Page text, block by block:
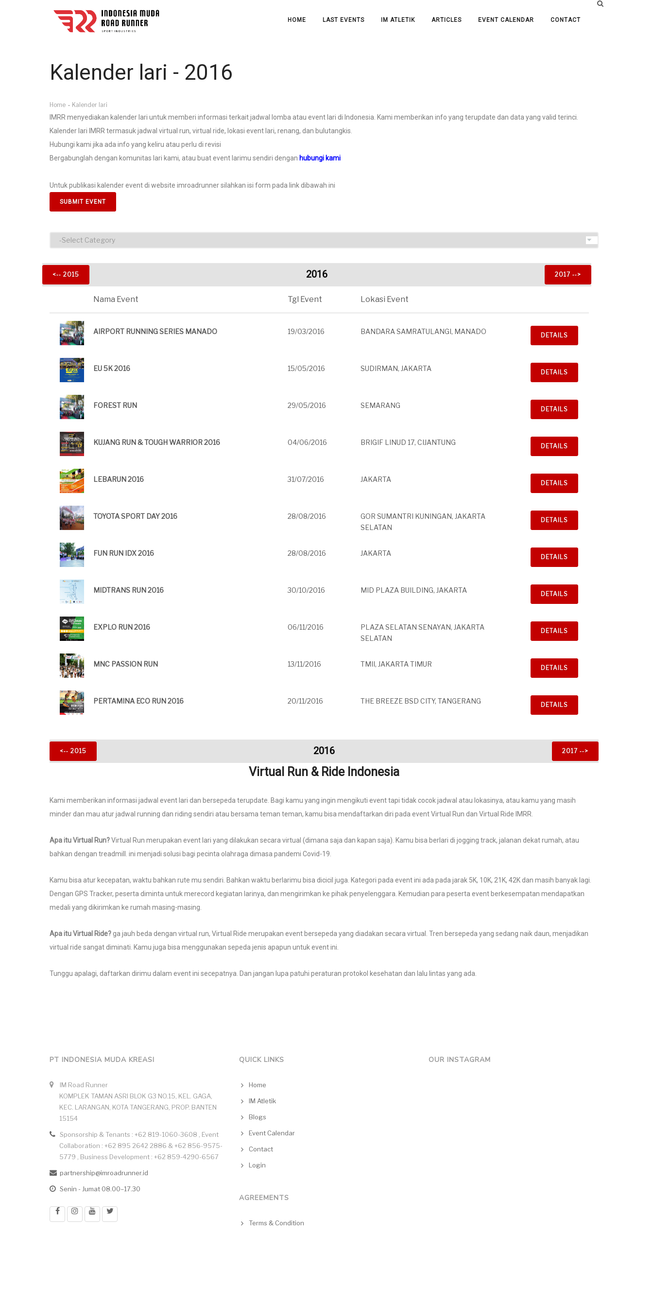
HOME LAST EVENTS IM ATLETIK ARTICLES EVENT CALENDAR CONTACT
Kalender lari - 2016
Home Kalender lari
IMRR menyediakan kalender lari untuk memberi informasi terkait jadwal lomba atau event lari di Indonesia. Kami memberikan info yang terupdate dan data yang valid terinci.
Kalender lari IMRR termasuk jadwal virtual run, virtual ride, lokasi event lari, renang, dan bulutangkis.
Hubungi kami jika ada info yang keliru atau perlu di revisi
Bergabunglah dengan komunitas lari kami, atau buat event larimu sendiri dengan hubungi kami
Untuk publikasi kalender event di website imroadrunner silahkan isi form pada link dibawah ini
SUBMIT EVENT
<‐‐ 2015 2016 2017 ‐‐>
Nama Event Tgl Event Lokasi Event
AIRPORT RUNNING SERIES MANADO 19/03/2016 BANDARA SAMRATULANGI, MANADO DETAILS
EU 5K 2016 15/05/2016 SUDIRMAN, JAKARTA DETAILS
FOREST RUN 29/05/2016 SEMARANG DETAILS
KUJANG RUN & TOUGH WARRIOR 2016 04/06/2016 BRIGIF LINUD 17, CIJANTUNG DETAILS
LEBARUN 2016 31/07/2016 JAKARTA DETAILS
TOYOTA SPORT DAY 2016 28/08/2016
GOR SUMANTRI KUNINGAN, JAKARTA
SELATAN
DETAILS
FUN RUN IDX 2016 28/08/2016 JAKARTA DETAILS
MIDTRANS RUN 2016 30/10/2016 MID PLAZA BUILDING, JAKARTA DETAILS
EXPLO RUN 2016 06/11/2016
PLAZA SELATAN SENAYAN, JAKARTA
SELATAN
DETAILS
MNC PASSION RUN 13/11/2016 TMII, JAKARTA TIMUR DETAILS
PERTAMINA ECO RUN 2016 20/11/2016 THE BREEZE BSD CITY, TANGERANG DETAILS
<‐‐ 2015 2016 2017 ‐‐>
Virtual Run & Ride Indonesia
Kami memberikan informasi jadwal event lari dan bersepeda terupdate. Bagi kamu yang ingin mengikuti event tapi tidak cocok jadwal atau lokasinya, atau kamu yang masih
minder dan mau atur jadwal running dan riding sendiri atau bersama teman teman, kamu bisa mendaftarkan diri pada event Virtual Run dan Virtual Ride IMRR.
Apa itu Virtual Run?Virtual Run merupakan event lari yang dilakukan secara virtual (dimana saja dan kapan saja). Kamu bisa berlari di jogging track, jalanan dekat rumah, atau
bahkan dengan treadmill. ini menjadi solusi bagi pecinta olahraga dimasa pandemi Covid-19.
Kamu bisa atur kecepatan, waktu bahkan rute mu sendiri. Bahkan waktu berlarimu bisa dicicil juga. Kategori pada event ini ada pada jarak 5K, 10K, 21K, 42K dan masih banyak lagi.
Dengan GPS Tracker, peserta diminta untuk merecord kegiatan larinya, dan mengirimkan ke pihak penyelenggara. Kemudian para peserta event berkesempatan mendapatkan
medali yang dikirimkan ke rumah masing-masing.
Apa itu Virtual Ride? ga jauh beda dengan virtual run, Virtual Ride merupakan event bersepeda yang diadakan secara virtual. Tren bersepeda yang sedang naik daun, menjadikan
virtual ride sangat diminati. Kamu juga bisa menggunakan sepeda jenis apapun untuk event ini.
Tunggu apalagi, daftarkan dirimu dalam event ini secepatnya. Dan jangan lupa patuhi peraturan protokol kesehatan dan lalu lintas yang ada.
PT INDONESIA MUDA KREASI
IM Road Runner
KOMPLEK TAMAN ASRI BLOK G3 NO.15, KEL. GAGA,
KEC. LARANGAN, KOTA TANGERANG, PROP. BANTEN
15154
Sponsorship & Tenants : +62 819-1060-3608 , Event
Collaboration : +62 895 2642 2886 & +62 856-9575-
5779 , Business Development : +62 859-4290-6567
partnership@imroadrunner.id
Senin - Jumat 08.00–17.30
QUICK LINKS
Home
IM Atletik
Blogs
Event Calendar
Contact
Login
AGREEMENTS
Terms & Condition
OUR INSTAGRAM